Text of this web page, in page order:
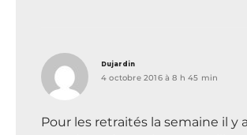
Dujardin
4 octobre 2016 à 8 h 45 min
Pour les retraités la semaine il y